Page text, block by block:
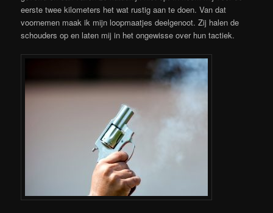
eerste twee kilometers het wat rustig aan te doen. Van dat
voornemen maak ik mijn loopmaatjes deelgenoot. Zij halen de
schouders op en laten mij in het ongewisse over hun tactiek.